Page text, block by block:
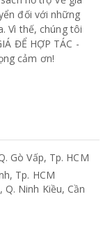
đối với những
Vì thế, chúng tôi
ĐỂ HỢP TÁC -
cảm ơn!
Gò Vấp, Tp. HCM
Tp. HCM
Q. Ninh Kiều, Cần